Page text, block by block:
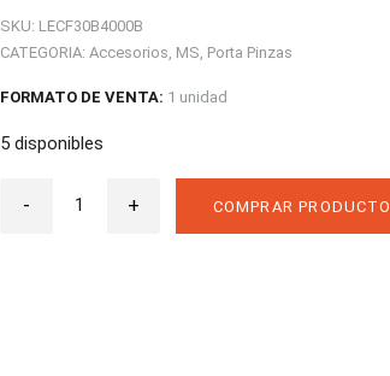
SKU: LECF30B4000B
CATEGORIA: Accesorios, MS, Porta Pinzas
FORMATO DE VENTA: 1 unidad
5 disponibles
-
Pinzas
+ COMPRAR PRODUCTO